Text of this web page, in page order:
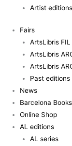
Artist editions
Fairs
ArtsLibris
ArtsLibris
ArtsLibris
Past editions
News
Barcelona
Online Shop
AL editions
AL series